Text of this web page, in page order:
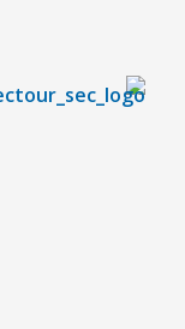
ח
רקים - עולם קטן בגדול
חרקים, עכבישים ופרוקי רגליים בישראל. מאות מאמרים בנושאי טבע, אקולוגיה, ביולוגיה ויחסי אדם-חרקים. הפעלות ומשחקים לילדים,